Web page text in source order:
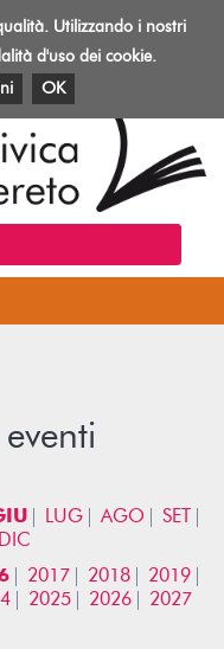
Toggle
E RISORSE
LUG AGO
SET
DIC
2017 2018
2019
2025 2026 2027
Utilizzando i nostri
d'uso dei cookie.
OK